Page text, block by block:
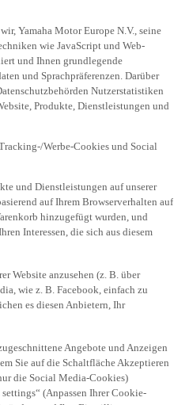
Yamaha Motor Europe N.V., seine
wie JavaScript und Web-
und Ihnen grundlegende
und Sprachpräferenzen. Darüber
Nutzerstatistiken
Produkte, Dienstleistungen und
Werbe-Cookies und Social
und Dienstleistungen auf unserer
auf Ihrem Browserverhalten auf
hinzugefügt wurden, und
Interessen, die sich aus diesem
Website anzusehen (z. B. über
wie z. B. Facebook, einfach zu
es diesen Anbietern, Ihr
Angebote und Anzeigen
Sie auf die Schaltfläche Akzeptieren
die Social Media-Cookies)
(Anpassen Ihrer Cookie-